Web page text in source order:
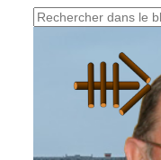
Rechercher